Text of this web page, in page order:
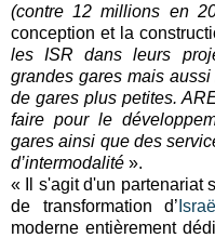
(contre 12 millions en
conception et la
les ISR dans leurs
grandes gares mais
de gares plus petites.
faire pour le
gares ainsi que des
d’intermodalité ».
« Il s'agit d'un partenariat
de transformation d’
moderne entièrement